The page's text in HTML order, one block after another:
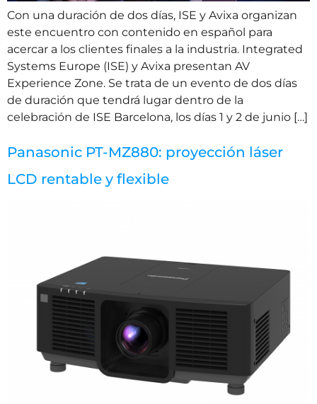
Con una duración de dos días, ISE y Avixa organizan
este encuentro con contenido en español para
acercar a los clientes finales a la industria. Integrated
Systems Europe (ISE) y Avixa presentan AV
Experience Zone. Se trata de un evento de dos días
de duración que tendrá lugar dentro de la
celebración de ISE Barcelona, los días 1 y 2 de junio […]
Panasonic PT-MZ880: proyección láser
LCD rentable y flexible